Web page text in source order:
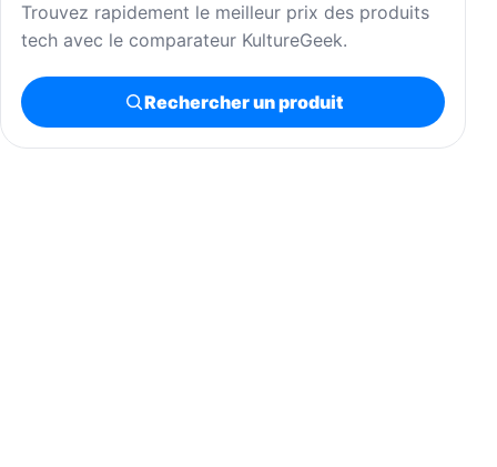
Trouvez rapidement le meilleur prix des produits
tech avec le comparateur KultureGeek.
Rechercher un produit